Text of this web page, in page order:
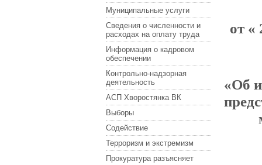
Муниципальные услуги
Сведения о численности и
расходах на оплату труда
Информация о кадровом
обеспечении
Контрольно-надзорная
деятельность
АСП Хворостянка ВК
Выборы
Содействие
Терроризм и экстремизм
Прокуратура разъясняет
«Об